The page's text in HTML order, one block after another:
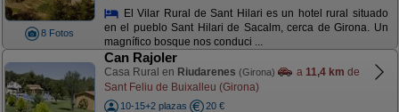
8 Fotos
El Vilar Rural de Sant Hilari es un hotel rural situado
en el pueblo Sant Hilari de Sacalm, cerca de Girona. Un
magnífico bosque nos conduci ...
Can Rajoler
Casa Rural en Riudarenes (Girona) a 11,4 km de
Sant Feliu de Buixalleu (Girona)
10-15+2 plazas
20 €